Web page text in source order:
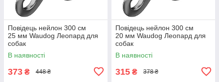
Повідець нейлон 300 cм
25 мм Waudog Леопард для
собак
В наявності
373 ₴ 448 ₴
Повідець нейлон 300 cм
20 мм Waudog Леопард для
собак
В наявності
315 ₴ 378 ₴